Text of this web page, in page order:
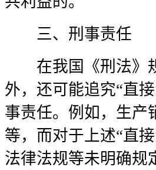
三、刑事责任
在我国《刑法》规
外，还可能追究“直
事责任。例如，生产
等，而对于上述“直
法律法规等未明确规